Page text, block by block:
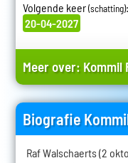
Volgende keer(schatting):
20-04-2027
Meer over: Kommil
Biografie
Raf Walschaerts (2